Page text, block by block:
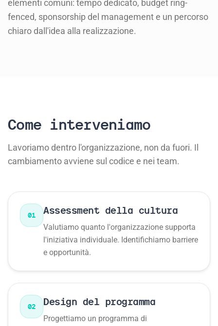
elementi comuni: tempo dedicato, budget ring-
fenced, sponsorship del management e un percorso
chiaro dall'idea alla realizzazione.
Come interveniamo
Lavoriamo dentro l'organizzazione, non da fuori. Il
cambiamento avviene sul codice e nei team.
01 Assessment della cultura
Valutiamo quanto l'organizzazione supporta
l'iniziativa individuale. Identifichiamo barriere
e opportunità.
02 Design del programma
Progettiamo un programma di